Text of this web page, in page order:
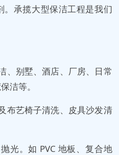
承揽大型保洁工程是我们
、别墅、酒店、厂房、日常
洁等。
布艺椅子清洗、皮具沙发清
光。如 PVC 地板、复合地